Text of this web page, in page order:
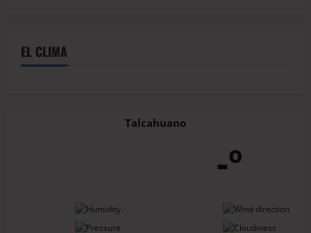
EL CLIMA
Talcahuano
-º
-
-
-
-